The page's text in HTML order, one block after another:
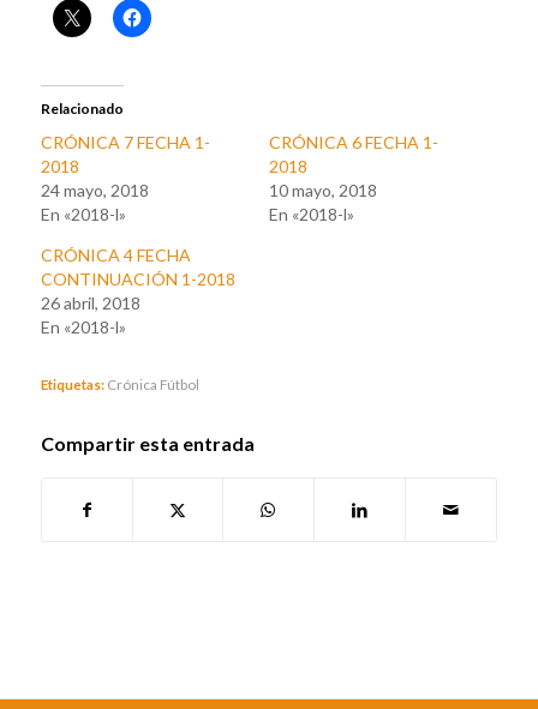
Relacionado
CRÓNICA 7 FECHA 1-
2018
24 mayo, 2018
En «2018-l»
CRÓNICA 6 FECHA 1-
2018
10 mayo, 2018
En «2018-l»
CRÓNICA 4 FECHA
CONTINUACIÓN 1-2018
26 abril, 2018
En «2018-l»
Etiquetas: Crónica Fútbol
Compartir esta entrada